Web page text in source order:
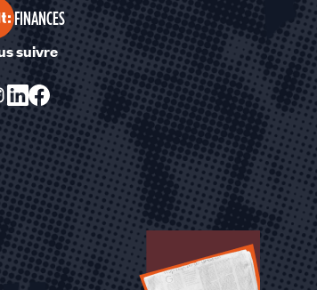
FINANCES
suivre